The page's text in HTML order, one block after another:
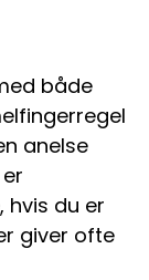
både
anelse
hvis du er
giver ofte